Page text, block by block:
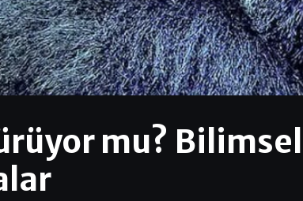
mu? Bilimsel